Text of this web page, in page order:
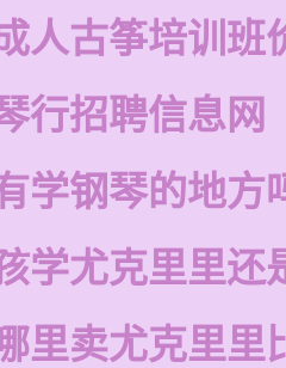
人古筝培训班
行招聘信息网
学钢琴的地方
学尤克里里还
里卖尤克里里